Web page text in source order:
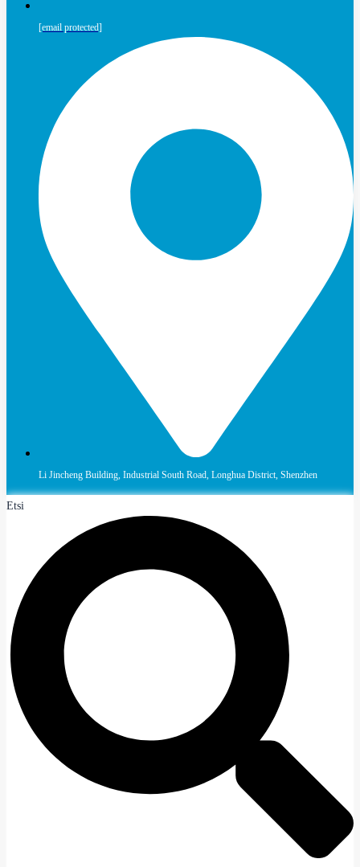
[email protected]
Li Jincheng Building, Industrial South Road, Longhua District, Shenzhen
Etsi